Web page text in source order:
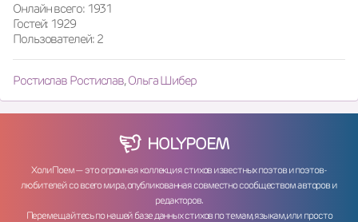
Онлайн всего: 1931
Гостей: 1929
Пользователей: 2
Ростислав Ростислав,Ольга Шибер
HOLYPOEM
ХолиПоем — это огромная коллекция стихов известных поэтов и поэтов-
любителей со всего мира, опубликованная совместно сообществом авторов и
редакторов.
Перемещайтесь по нашей базе данных стихов по темам, языкам, или просто